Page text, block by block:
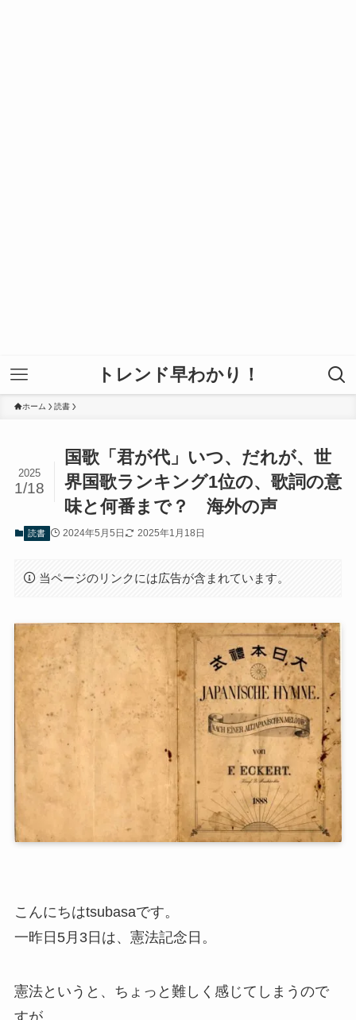
トレンド早わかり！
ホーム 読書
国歌「君が代」いつ、だれが、世
界国歌ランキング1位の、歌詞の意
味と何番まで？ 海外の声
2025
1/18
読書 2024年5月5日 2025年1月18日
当ページのリンクには広告が含まれています。
こんにちはtsubasaです。
一昨日5月3日は、憲法記念日。
憲法というと、ちょっと難しく感じてしまうので
すが、